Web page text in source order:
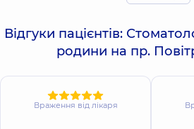
Відгуки пацієнтів:
родини на пр.
Враження від лікаря